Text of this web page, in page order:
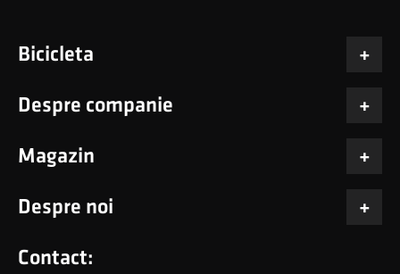
Bicicleta
Despre companie
Magazin
Despre noi
Contact: